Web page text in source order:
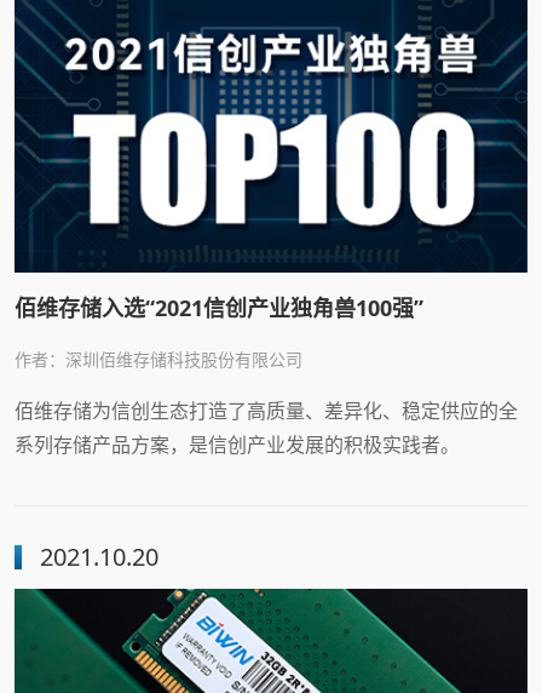
佰维存储入选“2021信创产业独角兽100强”
作者：深圳佰维存储科技股份有限公司
佰维存储为信创生态打造了高质量、差异化、稳定供应的全
系列存储产品方案，是信创产业发展的积极实践者。
2021.10.20